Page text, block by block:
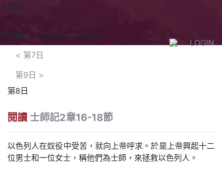
LOGIN
士師記
作者： Gary Inrig
< 第7日
第9日 >
第8日
閱讀 士師記2章16-18節
以色列人在奴役中受苦，就向上帝呼求。於是上帝興起十二
位男士和一位女士，稱他們為士師，來拯救以色列人。